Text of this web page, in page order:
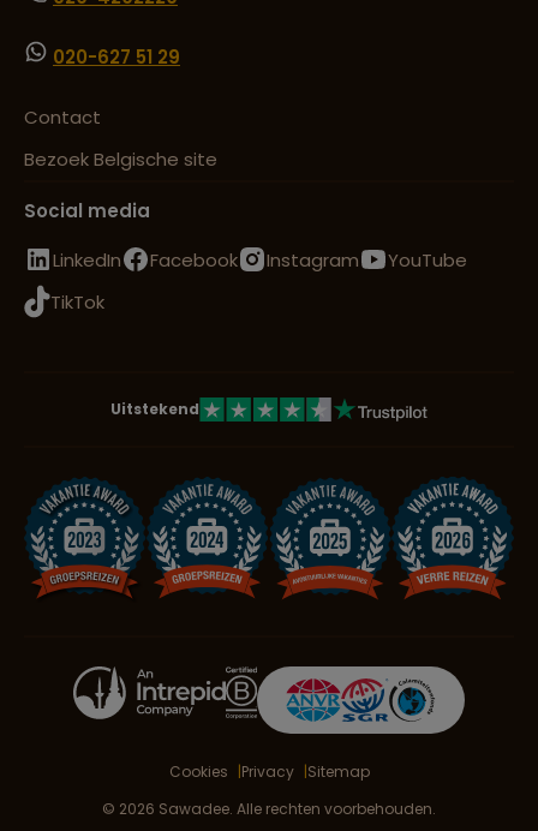
020-627 51 29
Contact
Bezoek Belgische site
Social media
LinkedIn
Facebook Instagram
YouTube
TikTok
Uitstekend
Cookies Privacy
Sitemap
© 2026 Sawadee. Alle rechten voorbehouden.